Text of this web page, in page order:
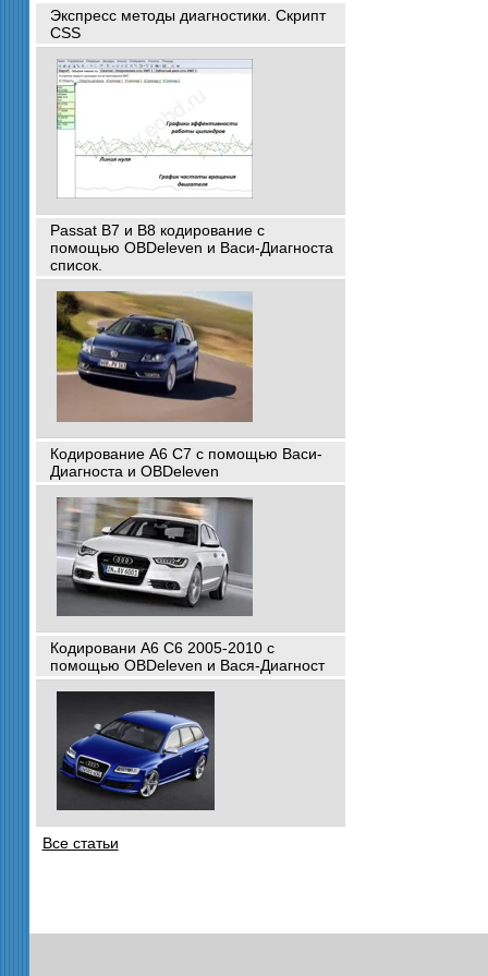
Экспресс методы диагностики. Скрипт
CSS
Passat B7 и B8 кодирование с
помощью OBDeleven и Васи-Диагноста
список.
Кодирование A6 C7 с помощью Васи-
Диагноста и OBDeleven
Кодировани A6 C6 2005-2010 с
помощью OBDeleven и Вася-Диагност
Все статьи